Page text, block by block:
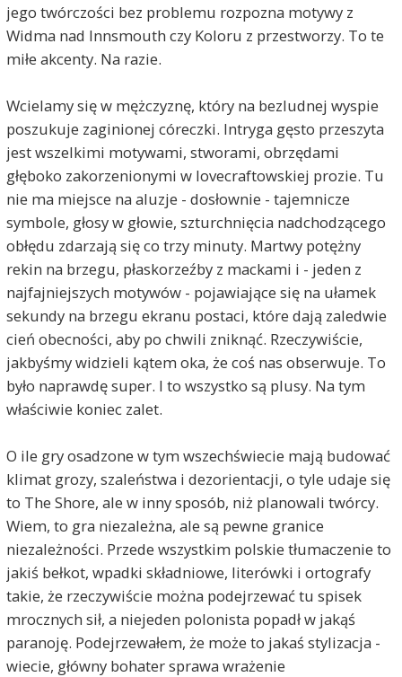
jego twórczości bez problemu rozpozna motywy z
Widma nad Innsmouth czy Koloru z przestworzy. To te
miłe akcenty. Na razie.
Wcielamy się w mężczyznę, który na bezludnej wyspie
poszukuje zaginionej córeczki. Intryga gęsto przeszyta
jest wszelkimi motywami, stworami, obrzędami
głęboko zakorzenionymi w lovecraftowskiej prozie. Tu
nie ma miejsce na aluzje - dosłownie - tajemnicze
symbole, głosy w głowie, szturchnięcia nadchodzącego
obłędu zdarzają się co trzy minuty. Martwy potężny
rekin na brzegu, płaskorzeźby z mackami i - jeden z
najfajniejszych motywów - pojawiające się na ułamek
sekundy na brzegu ekranu postaci, które dają zaledwie
cień obecności, aby po chwili zniknąć. Rzeczywiście,
jakbyśmy widzieli kątem oka, że coś nas obserwuje. To
było naprawdę super. I to wszystko są plusy. Na tym
właściwie koniec zalet.
O ile gry osadzone w tym wszechświecie mają budować
klimat grozy, szaleństwa i dezorientacji, o tyle udaje się
to The Shore, ale w inny sposób, niż planowali twórcy.
Wiem, to gra niezależna, ale są pewne granice
niezależności. Przede wszystkim polskie tłumaczenie to
jakiś bełkot, wpadki składniowe, literówki i ortografy
takie, że rzeczywiście można podejrzewać tu spisek
mrocznych sił, a niejeden polonista popadł w jakąś
paranoję. Podejrzewałem, że może to jakaś stylizacja -
wiecie, główny bohater sprawa wrażenie